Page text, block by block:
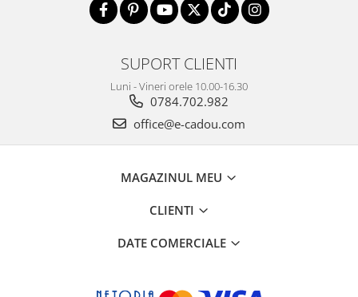
SUPORT CLIENTI
Luni - Vineri orele 10.00-16.30
0784.702.982
office@e-cadou.com
MAGAZINUL MEU
CLIENTI
DATE COMERCIALE